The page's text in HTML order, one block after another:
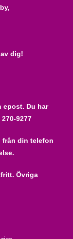
dig!
epost. Du har
9277
från din telefon
Övriga